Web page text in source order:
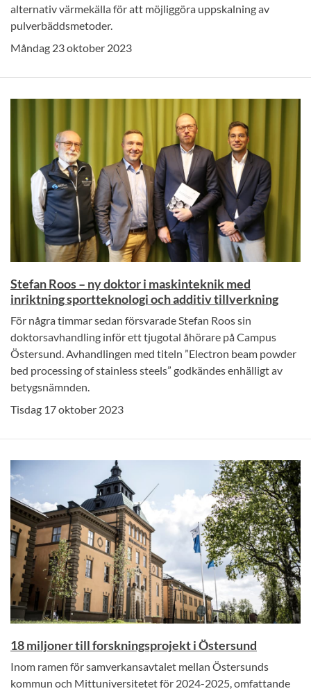
alternativ värmekälla för att möjliggöra uppskalning av
pulverbäddsmetoder.
Måndag 23 oktober 2023
Stefan Roos – ny doktor i maskinteknik med
inriktning sportteknologi och additiv tillverkning
För några timmar sedan försvarade Stefan Roos sin
doktorsavhandling inför ett tjugotal åhörare på Campus
Östersund. Avhandlingen med titeln ”Electron beam powder
bed processing of stainless steels” godkändes enhälligt av
betygsnämnden.
Tisdag 17 oktober 2023
18 miljoner till forskningsprojekt i Östersund
Inom ramen för samverkansavtalet mellan Östersunds
kommun och Mittuniversitetet för 2024-2025, omfattande